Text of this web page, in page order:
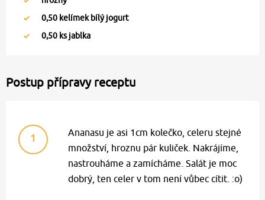
0,50 kelímek bílý jogurt
0,50 ks jablka
Postup přípravy receptu
1
Ananasu je asi 1cm kolečko, celeru stejné
množství, hroznu pár kuliček. Nakrájíme,
nastrouháme a zamícháme. Salát je moc
dobrý, ten celer v tom není vůbec cítit. :o)